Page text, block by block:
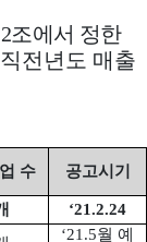
2조에서 정한
직전년도 매출
수 공고시기
‘21.2.24
‘21.5월 예